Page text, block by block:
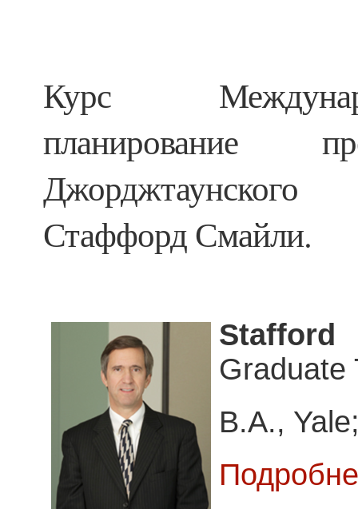
Курс
планирование
Стаффорд Смайли.
Graduate
B.A.,